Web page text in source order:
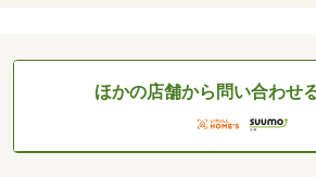
ほかの店舗から問い合わせ